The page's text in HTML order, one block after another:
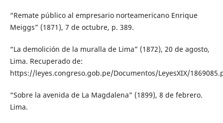
“Remate público al empresario norteamericano Enrique
Meiggs” (1871), 7 de octubre, p. 389.
“La demolición de la muralla de Lima” (1872), 20 de agosto,
Lima. Recuperado de:
https://leyes.congreso.gob.pe/Documentos/LeyesXIX/
“Sobre la avenida de La Magdalena” (1899), 8 de febrero.
Lima.